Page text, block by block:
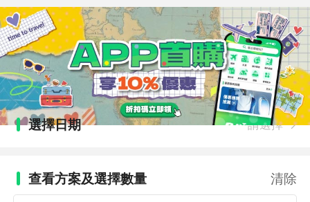
選擇日期 請選擇
查看方案及選擇數量 清除